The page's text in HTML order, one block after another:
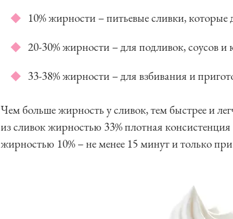
10% жирности – питьевые сливки,
20-30% жирности – для подливок, соусов и
33-38% жирности – для взбивания и
Чем больше жирность у сливок, тем быстрее и
из сливок жирностью 33% плотная
жирностью 10% – не менее 15 минут и только